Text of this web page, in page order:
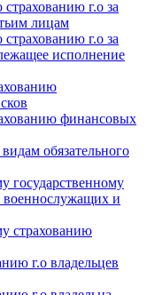
г.о за
лицам
г.о за
исполнение
финансовых
обязательного
государственному
военнослужащих и
страхованию
г.о владельцев